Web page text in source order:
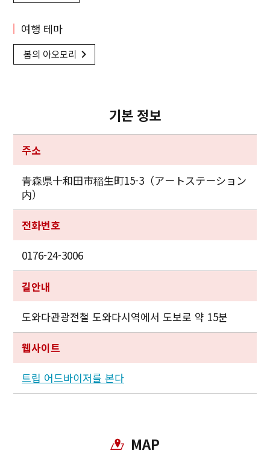
여행 테마
봄의 아오모리
기본 정보
주소
青森県十和田市稲生町15-3（アートステーション
内）
전화번호
0176-24-3006
길안내
도와다관광전철 도와다시역에서 도보로 약 15분
웹사이트
트립 어드바이저를 본다
MAP